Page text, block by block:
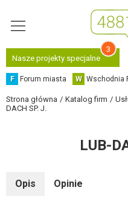
Nasze projekty specjalne
3
F Forum miasta W Wschodnia
Strona główna Katalog firm
DACH SP. J.
LUB-
Opis Opinie